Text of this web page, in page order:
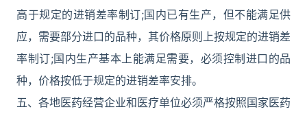
高于规定的进销差率制订;国内已有生产，但不能满足供
应，需要部分进口的品种，其价格原则上按规定的进销差
率制订;国内生产基本上能满足需要，必须控制进口的品
种，价格按低于规定的进销差率安排。
五、各地医药经营企业和医疗单位必须严格按照国家医药